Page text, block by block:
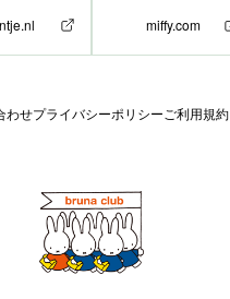
miffy.com
わせプライバシーポリシー ご利用規約